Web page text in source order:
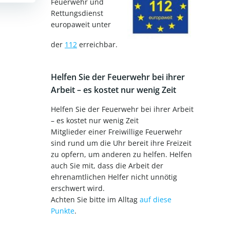
Rettungsdienst
europaweit unter
der 112 erreichbar.
Helfen Sie der Feuerwehr bei ihrer
Arbeit – es kostet nur wenig Zeit
Helfen Sie der Feuerwehr bei ihrer Arbeit
– es kostet nur wenig Zeit
Mitglieder einer Freiwillige Feuerwehr
sind rund um die Uhr bereit ihre Freizeit
zu opfern, um anderen zu helfen. Helfen
auch Sie mit, dass die Arbeit der
ehrenamtlichen Helfer nicht unnötig
erschwert wird.
Achten Sie bitte im Alltag auf diese
Punkte.